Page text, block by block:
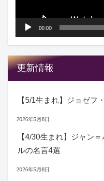
00:00
更新情報
【5/1生まれ】ジョゼフ
2026年5月8日
【4/30生まれ】ジャン
ルの名言4選
2026年5月8日